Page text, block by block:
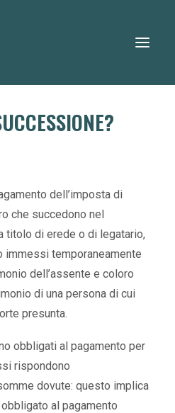
dell’imposta di
che succedono nel
titolo di erede o di legatario,
immessi temporaneamente
dell’assente e coloro
di una persona di cui
presunta.
obbligati al pagamento per
rispondono
dovute: questo implica
al pagamento